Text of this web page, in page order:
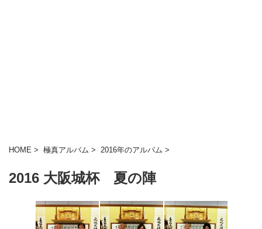
HOME > 極真アルバム > 2016年のアルバム >
2016 大阪城杯 夏の陣